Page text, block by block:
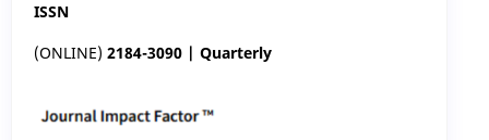
ISSN
(ONLINE) 2184-3090 | Quarterly